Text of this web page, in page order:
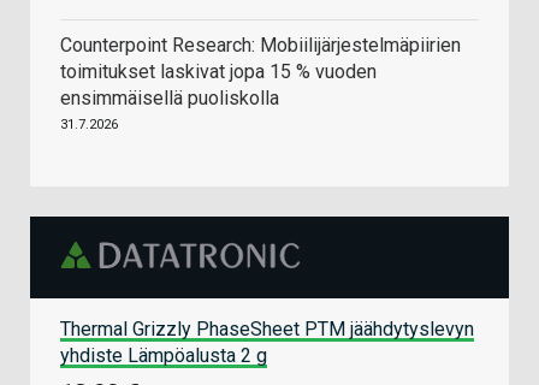
Counterpoint Research: Mobiilijärjestelmäpiirien
toimitukset laskivat jopa 15 % vuoden
ensimmäisellä puoliskolla
31.7.2026
Thermal Grizzly PhaseSheet PTM jäähdytyslevyn
yhdiste Lämpöalusta 2 g